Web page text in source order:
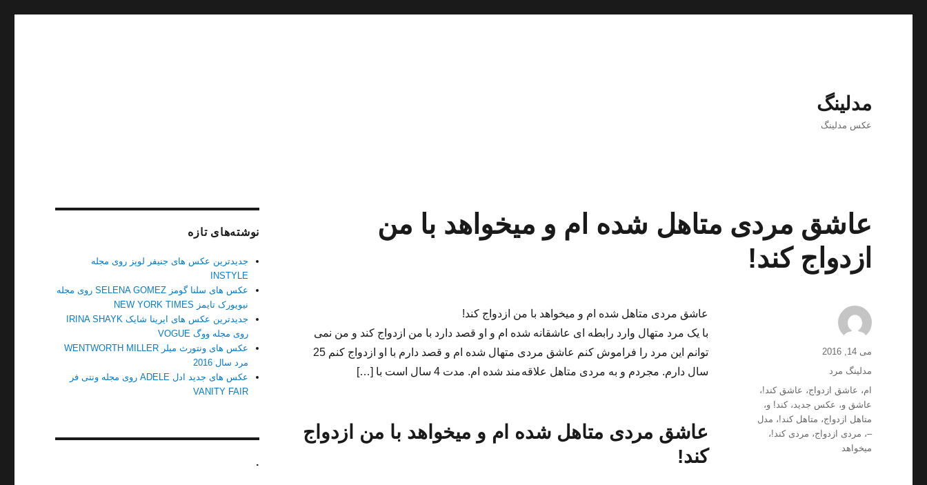
مدلینگ
عکس مدلینگ
عاشق مردی متاهل شده ام و میخواهد با من
ازدواج کند!
عاشق مردی متاهل شده ام و میخواهد با من ازدواج کند!
با یک مرد متهال وارد رابطه ای عاشقانه شده ام و او قصد دارد با من ازدواج کند و من نمی
توانم این مرد را فراموش کنم عاشق مردی متهال شده ام و قصد دارم با او ازدواج کنم 25
سال دارم. مجردم و به مردی متاهل علاقه مند شده ام. مدت 4 سال است با […]
عاشق مردی متاهل شده ام و میخواهد با من ازدواج
کند!
نویسنده
ارسال
شده
می 14, 2016
دسته‌ها
مدلینگ مرد
برچسب‌ها
ام، عاشق ازدواج، عاشق کند!،
عاشق و، عکس جدید،کند! و،
متاهل ازدواج، متاهل کند!، مدل
–، مردی ازدواج، مردی کند!،
میخواهد
نوشته‌های تازه
جدیدترین عکس های جنیفر لوپز روی مجله
INSTYLE
عکس های سلنا گومز SELENA GOMEZ روی مجله
نیویورک تایمز NEW YORK TIMES
جدیدترین عکس های ایرینا شایک IRINA SHAYK
روی مجله ووگ VOGUE
عکس های ونتورث میلر WENTWORTH MILLER
مرد سال 2016
عکس های جدید ادل ADELE روی مجله ونتی فر
VANITY FAIR
.